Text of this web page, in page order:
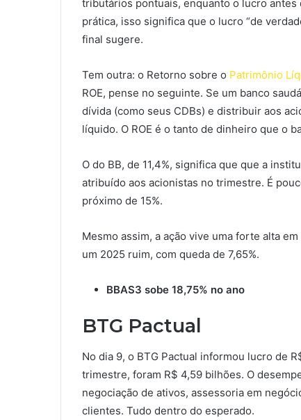
tributários pontuais, enquanto o lucro antes
prática, isso significa que o lucro “de
final sugere.
Tem outra: o Retorno sobre o Patrimônio
ROE, pense no seguinte. Se um banco
dívida (como seus CDBs) e distribuir aos
líquido. O ROE é o tanto de dinheiro que o
O do BB, de 11,4%, significa que que a
atribuído aos acionistas no trimestre. É
próximo de 15%.
Mesmo assim, a ação vive uma forte alta
um 2025 ruim, com queda de 7,65%.
BBAS3 sobe 18,75% no ano
BTG Pactual
No dia 9, o BTG Pactual informou lucro de
trimestre, foram R$ 4,59 bilhões. O
negociação de ativos, assessoria em
clientes. Tudo dentro do esperado.